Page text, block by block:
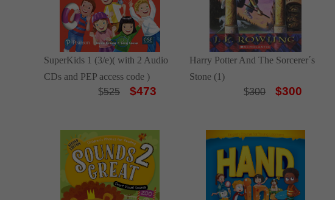
SuperKids 1 (3/e)( with 2 Audio
CDs and PEP access code )
$525 $473
Harry Potter And The Sorcerer΄s
Stone (1)
$300 $300